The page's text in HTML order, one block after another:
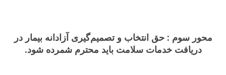
محور سوم : حق انتخاب و تصمیم‌گیری آزادانه بیمار در
دریافت خدمات سلامت باید محترم شمرده شود.